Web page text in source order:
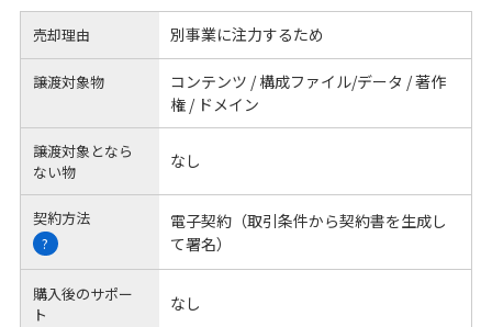
売却理由 別事業に注力するため
譲渡対象物
コンテンツ / 構成ファイル/データ / 著作
権 / ドメイン
譲渡対象となら
ない物
なし
契約方法
?
電子契約（取引条件から契約書を生成し
て署名）
購入後のサポー
ト
なし